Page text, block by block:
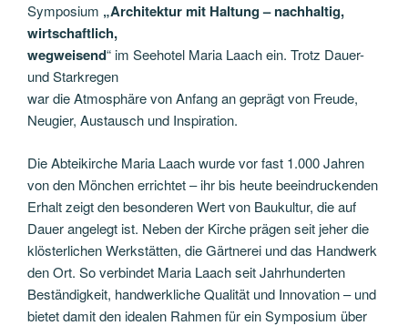
Symposium „Architektur mit Haltung – nachhaltig,
wirtschaftlich,
wegweisend“ im Seehotel Maria Laach ein. Trotz Dauer-
und Starkregen
war die Atmosphäre von Anfang an geprägt von Freude,
Neugier, Austausch und Inspiration.
Die Abteikirche Maria Laach wurde vor fast 1.000 Jahren
von den Mönchen errichtet – ihr bis heute beeindruckenden
Erhalt zeigt den besonderen Wert von Baukultur, die auf
Dauer angelegt ist. Neben der Kirche prägen seit jeher die
klösterlichen Werkstätten, die Gärtnerei und das Handwerk
den Ort. So verbindet Maria Laach seit Jahrhunderten
Beständigkeit, handwerkliche Qualität und Innovation – und
bietet damit den idealen Rahmen für ein Symposium über